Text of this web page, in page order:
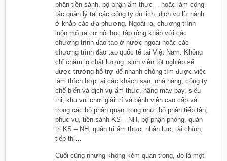
phận tiền sảnh, bộ phận ẩm thực… hoặc làm công
tác quản lý tại các công ty du lịch, dịch vụ lữ hành
ở khắp các địa phương. Ngoài ra, chương trình
luôn mở ra cơ hội học tập rộng khắp với các
chương trình đào tạo ở nước ngoài hoặc các
chương trình đào tạo quốc tế tại Việt Nam. Không
chỉ chăm lo chất lượng, sinh viên tốt nghiệp sẽ
được trường hỗ trợ để nhanh chóng tìm được việc
làm thích hợp tại các khách sạn, nhà hàng, công ty
chế biến và dịch vụ ẩm thực, hãng máy bay, siêu
thị, khu vui chơi giải trí và bệnh viện cao cấp và
trong các bộ phận quan trọng như: bộ phận tiếp tân,
phục vụ, tiền sảnh KS – NH, bộ phận phòng, quản
trị KS – NH, quản trị ẩm thực, nhân lực, tài chính,
tiếp thị…
Cuối cùng nhưng không kém quan trọng, đó là một